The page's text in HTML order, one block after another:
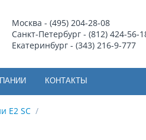
Москва - (495) 204-28-08
Санкт-Петербург - (812) 424-56-
Екатеринбург - (343) 216-9-777
КОНТАКТЫ
E2 SC /